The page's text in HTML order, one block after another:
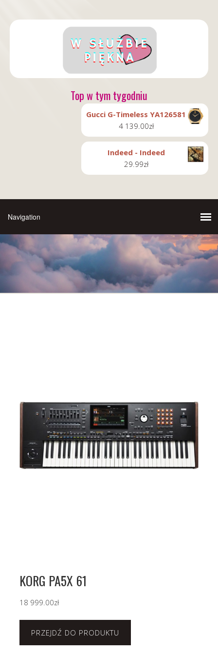
Top w tym tygodniu
Gucci G-Timeless YA126581
4 139.00zł
Indeed - Indeed
29.99zł
KORG PA5X 61
18 999.00zł
PRZEJDŹ DO PRODUKTU